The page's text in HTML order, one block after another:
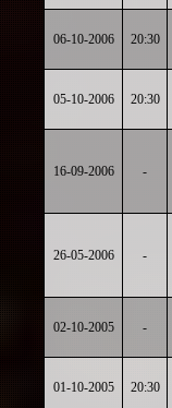
06-10-2006 20:30
05-10-2006 20:30
16-09-2006 -
26-05-2006 -
02-10-2005 -
01-10-2005 20:30